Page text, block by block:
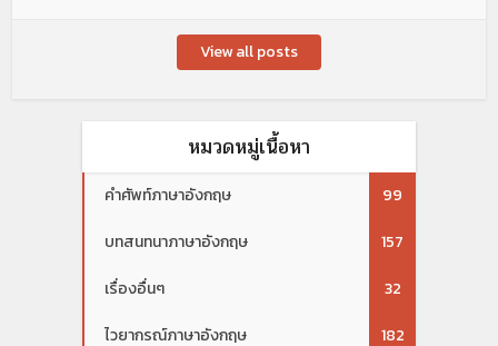
View all posts
หมวดหมู่เนื้อหา
คำศัพท์ภาษาอังกฤษ
99
บทสนทนาภาษาอังกฤษ
157
เรื่องอื่นๆ
32
ไวยากรณ์ภาษาอังกฤษ
182